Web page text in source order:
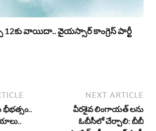
12కు వాయిదా.. వైయస్సార్‌ కాంగ్రెస్‌ పార్టీ
NEXT ARTICLE
వీరశైవ లింగాయత్ లను
ఓబీసీలో చేర్చాలి: బీబీ